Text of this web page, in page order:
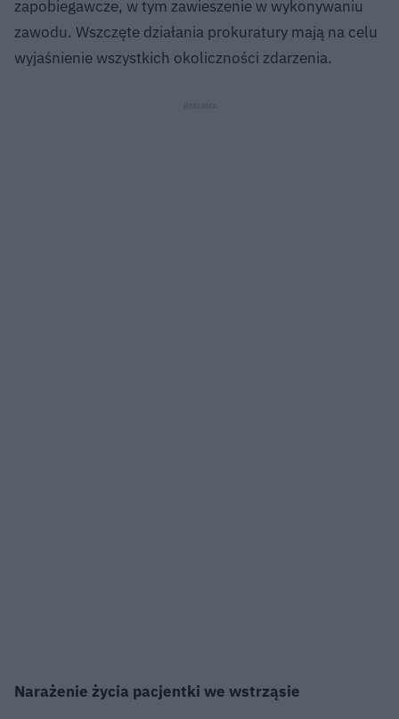
zapobiegawcze, w tym zawieszenie w wykonywaniu
zawodu. Wszczęte działania prokuratury mają na celu
wyjaśnienie wszystkich okoliczności zdarzenia.
Narażenie życia pacjentki we wstrząsie